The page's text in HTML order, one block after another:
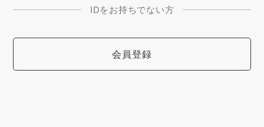
IDをお持ちでない方
会員登録